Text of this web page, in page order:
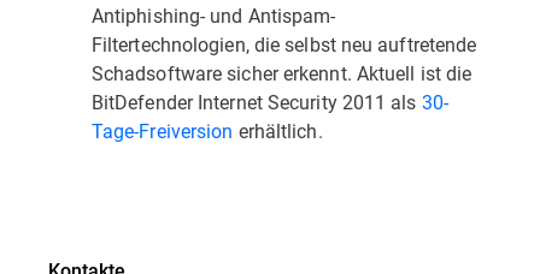
Antiphishing- und Antispam-
Filtertechnologien, die selbst neu auftretende
Schadsoftware sicher erkennt. Aktuell ist die
BitDefender Internet Security 2011 als 30-
Tage-Freiversion erhältlich.